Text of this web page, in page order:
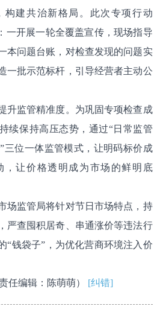
构建共治新格局。此次专项行动
一开展一轮全覆盖宣传，现场指导
本问题台账，对检查发现的问题实
一批示范标杆，引导经营者主动公
升监管精准度。为巩固专项检查成
续保持高压态势，通过“日常监管
三位一体监管模式，让明码标价成
，让价格透明成为市场的鲜明底
场监管局将针对节日市场特点，持
严查囤积居奇、串通涨价等违法行
“钱袋子”，为优化营商环境注入价
责任编辑：陈萌萌） [纠错]